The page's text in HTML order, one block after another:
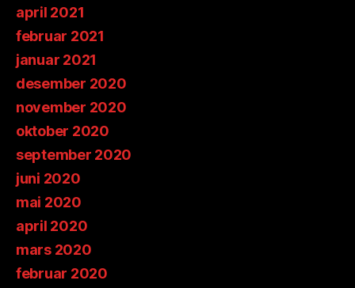
april 2021
februar 2021
januar 2021
desember 2020
november 2020
oktober 2020
september 2020
juni 2020
mai 2020
april 2020
mars 2020
februar 2020